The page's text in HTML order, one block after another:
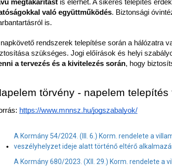
megtakarítást is elérhet. A sikeres telepítés
való együttműködés. Biztonsági
is.
rendszerek telepítése során a hálózatra
szükséges. Jogi előírások és helyi
a tervezés és a kivitelezés során, hogy
törvény - napelem
https://www.mnnsz.hu/jogszabalyok/
A Kormány 54/2024. (III. 6.) Korm. rendelete a
veszélyhelyzet ideje alatt történő eltérő
A Kormány 680/2023. (XII. 29.) Korm. rendelete a